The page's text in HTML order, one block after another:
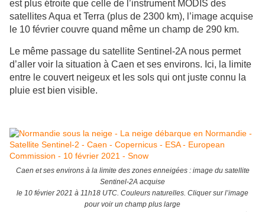
est plus étroite que celle de l’instrument MODIS des
satellites Aqua et Terra (plus de 2300 km), l’image acquise
le 10 février couvre quand même un champ de 290 km.
Le même passage du satellite Sentinel-2A nous permet
d’aller voir la situation à Caen et ses environs. Ici, la limite
entre le couvert neigeux et les sols qui ont juste connu la
pluie est bien visible.
Caen et ses environs à la limite des zones enneigées : image du satellite
Sentinel-2A acquise
le 10 février 2021 à 11h18 UTC. Couleurs naturelles. Cliquer sur l’image
pour voir un champ plus large